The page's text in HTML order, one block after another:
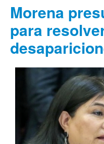
Morena
para